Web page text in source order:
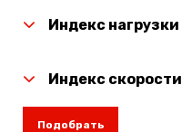
Индекс нагрузки
Индекс скорости
Подобрать